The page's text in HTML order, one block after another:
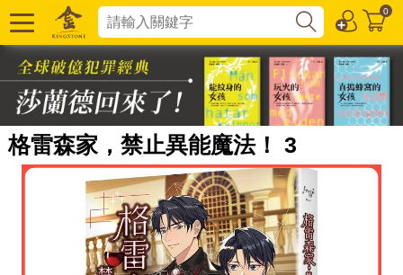
0
格雷森家，禁止異能魔法！ 3